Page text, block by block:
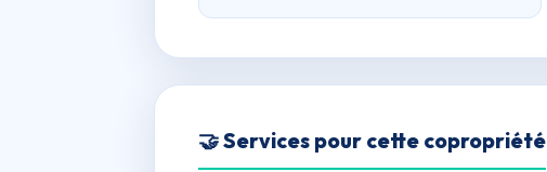
🤝 Services pour cette copropriété